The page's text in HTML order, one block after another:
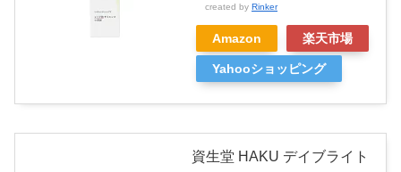
created by Rinker
Amazon 楽天市場
Yahooショッピング
資生堂 HAKU デイブライト